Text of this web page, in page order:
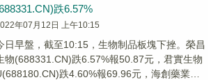
跌6.57%
年07月12日 上午10:15
日早盤，截至10:15，生物制品板塊下挫。榮昌
物(688331.CN)跌6.57%報50.87元，君實生物
跌4.60%報69.96元，海創藥業